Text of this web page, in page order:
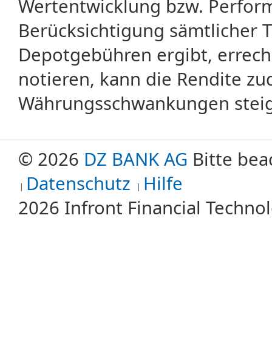
Wertentwicklung bzw.
Berücksichtigung sämtlicher
Depotgebühren ergibt,
notieren, kann die Rendite
Währungsschwankungen
© 2026 DZ BANK AG Bitte
Datenschutz Hilfe
2026 Infront Financial